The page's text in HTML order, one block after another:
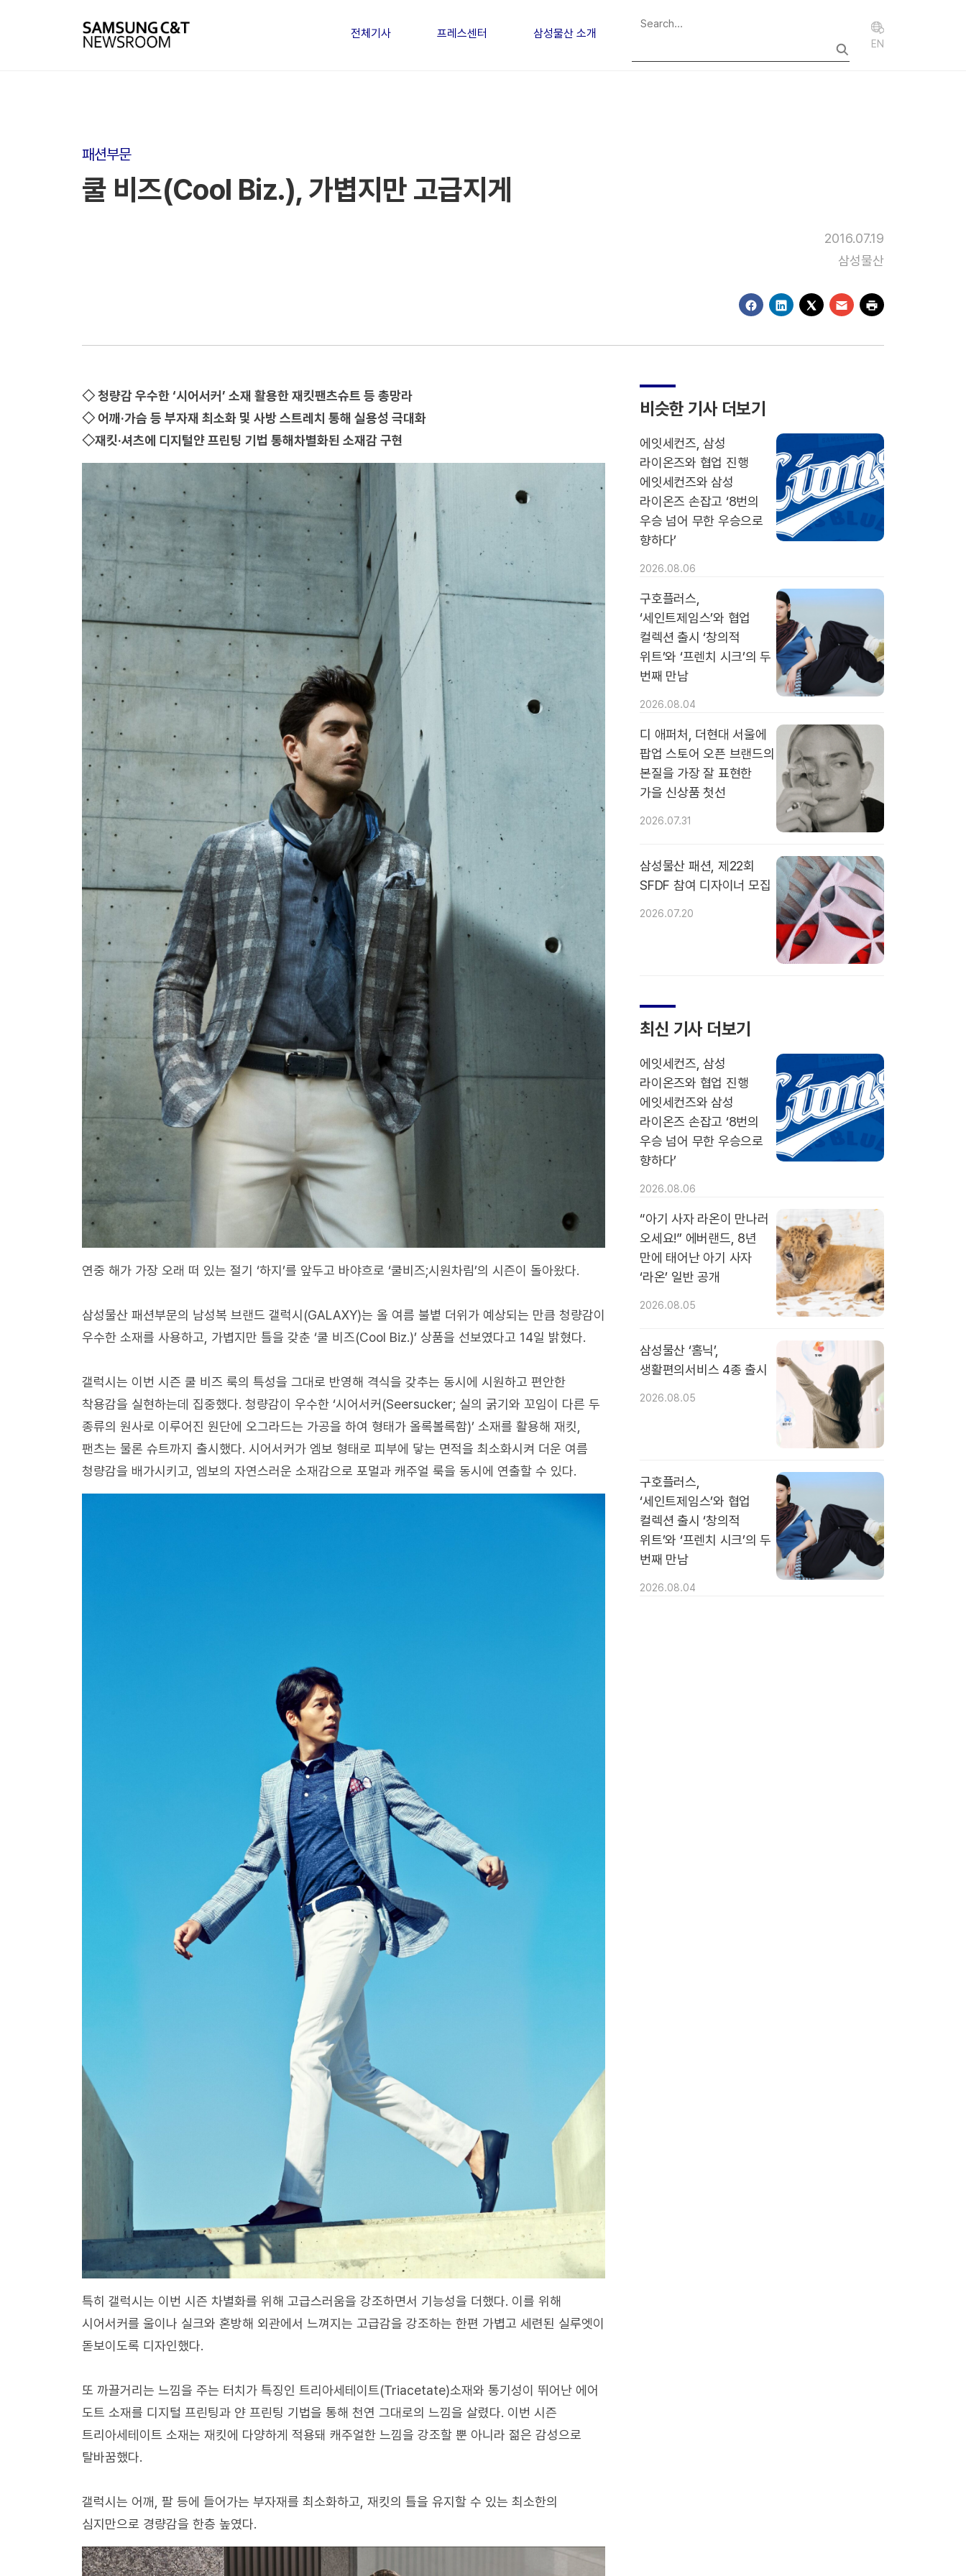
전체기사 프레스센터 삼성물산 소개
EN
패션부문
쿨 비즈(Cool Biz.), 가볍지만 고급지게
2016.07.19
삼성물산
◇ 청량감 우수한 ‘시어서커’ 소재 활용한 재킷팬츠슈트 등 총망라
◇ 어깨·가슴 등 부자재 최소화 및 사방 스트레치 통해 실용성 극대화
◇재킷·셔츠에 디지털얀 프린팅 기법 통해차별화된 소재감 구현
연중 해가 가장 오래 떠 있는 절기 ‘하지’를 앞두고 바야흐로 ‘쿨비즈;시원차림’의 시즌이 돌아왔다.
삼성물산 패션부문의 남성복 브랜드 갤럭시(GALAXY)는 올 여름 불볕 더위가 예상되는 만큼 청량감이
우수한 소재를 사용하고, 가볍지만 틀을 갖춘 ‘쿨 비즈(Cool Biz.)’ 상품을 선보였다고 14일 밝혔다.
갤럭시는 이번 시즌 쿨 비즈 룩의 특성을 그대로 반영해 격식을 갖추는 동시에 시원하고 편안한
착용감을 실현하는데 집중했다. 청량감이 우수한 ‘시어서커(Seersucker; 실의 굵기와 꼬임이 다른 두
종류의 원사로 이루어진 원단에 오그라드는 가공을 하여 형태가 올록볼록함)’ 소재를 활용해 재킷,
팬츠는 물론 슈트까지 출시했다. 시어서커가 엠보 형태로 피부에 닿는 면적을 최소화시켜 더운 여름
청량감을 배가시키고, 엠보의 자연스러운 소재감으로 포멀과 캐주얼 룩을 동시에 연출할 수 있다.
특히 갤럭시는 이번 시즌 차별화를 위해 고급스러움을 강조하면서 기능성을 더했다. 이를 위해
시어서커를 울이나 실크와 혼방해 외관에서 느껴지는 고급감을 강조하는 한편 가볍고 세련된 실루엣이
돋보이도록 디자인했다.
또 까끌거리는 느낌을 주는 터치가 특징인 트리아세테이트(Triacetate)소재와 통기성이 뛰어난 에어
도트 소재를 디지털 프린팅과 얀 프린팅 기법을 통해 천연 그대로의 느낌을 살렸다. 이번 시즌
트리아세테이트 소재는 재킷에 다양하게 적용돼 캐주얼한 느낌을 강조할 뿐 아니라 젊은 감성으로
탈바꿈했다.
갤럭시는 어깨, 팔 등에 들어가는 부자재를 최소화하고, 재킷의 틀을 유지할 수 있는 최소한의
심지만으로 경량감을 한층 높였다.
비슷한 기사 더보기
에잇세컨즈, 삼성
라이온즈와 협업 진행
에잇세컨즈와 삼성
라이온즈 손잡고 ‘8번의
우승 넘어 무한 우승으로
향하다’
2026.08.06
구호플러스,
‘세인트제임스’와 협업
컬렉션 출시 ‘창의적
위트’와 ‘프렌치 시크’의 두
번째 만남
2026.08.04
디 애퍼처, 더현대 서울에
팝업 스토어 오픈 브랜드의
본질을 가장 잘 표현한
가을 신상품 첫선
2026.07.31
삼성물산 패션, 제22회
SFDF 참여 디자이너 모집
2026.07.20
최신 기사 더보기
에잇세컨즈, 삼성
라이온즈와 협업 진행
에잇세컨즈와 삼성
라이온즈 손잡고 ‘8번의
우승 넘어 무한 우승으로
향하다’
2026.08.06
“아기 사자 라온이 만나러
오세요!” 에버랜드, 8년
만에 태어난 아기 사자
‘라온’ 일반 공개
2026.08.05
삼성물산 ‘홈닉’,
생활편의서비스 4종 출시
2026.08.05
구호플러스,
‘세인트제임스’와 협업
컬렉션 출시 ‘창의적
위트’와 ‘프렌치 시크’의 두
번째 만남
2026.08.04